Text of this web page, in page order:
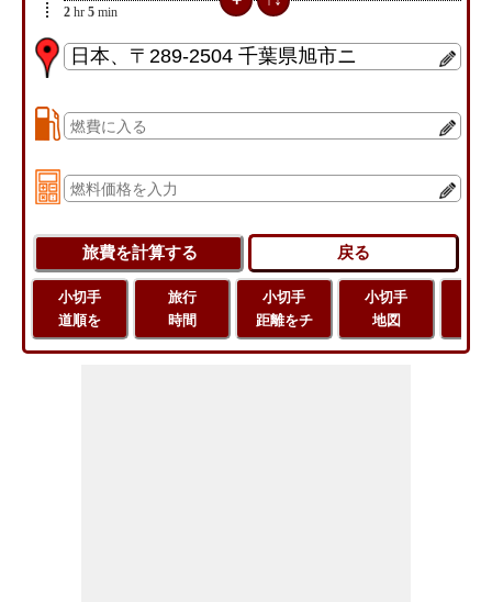
2 hr 5 min
小切手
道順を
旅行
時間
小切手
距離をチ
小切手
地図